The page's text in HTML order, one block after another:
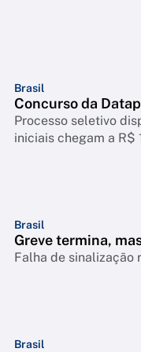
Brasil
Concurso da
Processo seletivo
iniciais chegam a R$
Brasil
Greve termina,
Falha de sinalização
Brasil